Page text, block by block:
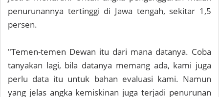
penurunannya tertinggi di Jawa tengah, sekitar 1,5
persen.
"Temen-temen Dewan itu dari mana datanya. Coba
tanyakan lagi, bila datanya memang ada, kami juga
perlu data itu untuk bahan evaluasi kami. Namun
yang jelas angka kemiskinan juga terjadi penurunan